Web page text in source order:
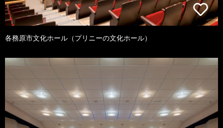
各務原市文化ホール（プリニーの文化ホール）